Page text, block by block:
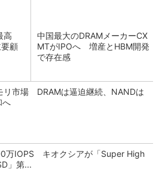
高
顧
中国最大のDRAMメーカーCX
MTがIPOへ 増産とHBM開発
で存在感
リ市場 DRAMは逼迫継続、NANDは
へ
万IOPS キオクシアが「Super High
」第...